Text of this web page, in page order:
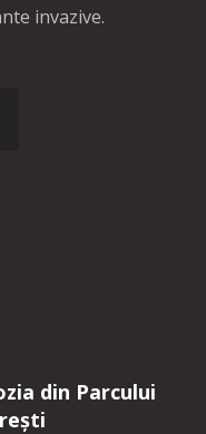
invazive.
din Parcului